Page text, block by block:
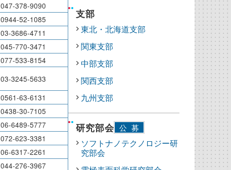
047-378-9090
0944-52-1085
03-3686-4711
045-770-3471
077-533-8154
03-3245-5633
0561-63-6131
0438-30-7105
06-6489-5777
072-623-3381
06-6317-2261
044-276-3967
支部
東北・北海道支部
関東支部
中部支部
関西支部
九州支部
研究部会 公募
ソフトナノテクノロジー研
究部会